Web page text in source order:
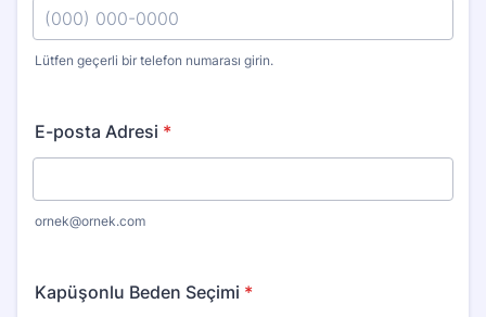
Lütfen geçerli bir telefon numarası girin.
E-posta Adresi *
ornek@ornek.com
Kapüşonlu Beden Seçimi *